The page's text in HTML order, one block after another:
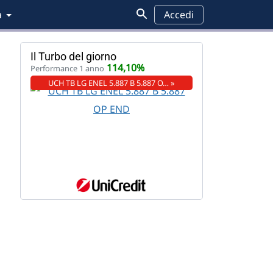
Accedi
Il Turbo del giorno
Performance 1 anno 114,10%
UCH TB LG ENEL 5.887 B 5.887 O… »